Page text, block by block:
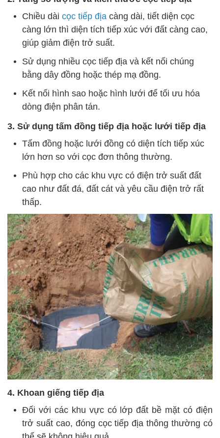
Chiều dài cọc tiếp địa càng dài, tiết diện cọc
càng lớn thì diện tích tiếp xúc với đất càng cao,
giúp giảm điện trở suất.
Sử dụng nhiều cọc tiếp địa và kết nối chúng
bằng dây đồng hoặc thép mạ đồng.
Kết nối hình sao hoặc hình lưới để tối ưu hóa
dòng điện phân tán.
3. Sử dụng tấm đồng tiếp địa hoặc lưới tiếp địa
Tấm đồng hoặc lưới đồng có diện tích tiếp xúc
lớn hơn so với cọc đơn thông thường.
Phù hợp cho các khu vực có điện trở suất đất
cao như đất đá, đất cát và yêu cầu điện trở rất
thấp.
4. Khoan giếng tiếp địa
Đối với các khu vực có lớp đất bề mặt có điện
trở suất cao, đóng cọc tiếp địa thông thường có